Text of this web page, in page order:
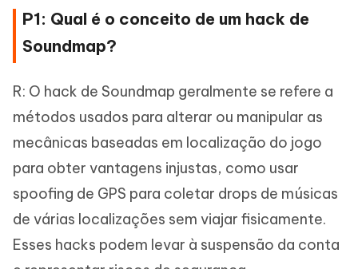
P1: Qual é o conceito de um hack de
Soundmap?
R: O hack de Soundmap geralmente se refere a
métodos usados para alterar ou manipular as
mecânicas baseadas em localização do jogo
para obter vantagens injustas, como usar
spoofing de GPS para coletar drops de músicas
de várias localizações sem viajar fisicamente.
Esses hacks podem levar à suspensão da conta